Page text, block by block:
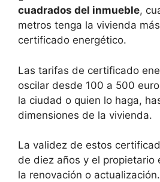
cuadrados del inmueble,
metros tenga la vivienda
certificado energético.
Las tarifas de certificado
oscilar desde 100 a 500
la ciudad o quien lo haga,
dimensiones de la vivienda.
La validez de estos
de diez años y el propietario
la renovación o actualización.